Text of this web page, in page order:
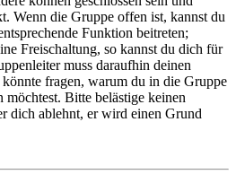
Wenn die Gruppe offen ist, kannst du
Funktion beitreten;
Freischaltung, so kannst du dich für
muss daraufhin deinen
fragen, warum du in die Gruppe
möchtest. Bitte belästige keinen
dich ablehnt, er wird einen Grund